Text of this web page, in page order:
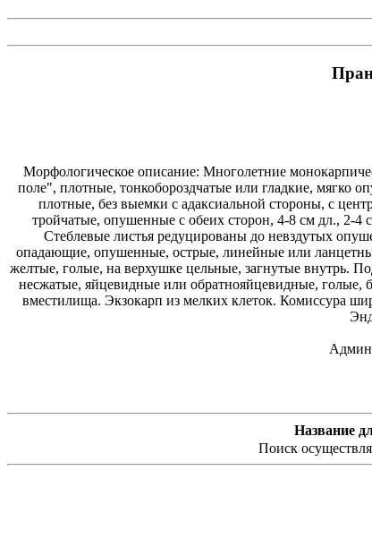
Морфологическое описание: Многолетние
поле", плотные, тонкобороздчатые или гладкие, мягко
плотные, без выемки с адаксиальной стороны, с
тройчатые, опушенные с обеих сторон, 4-8 см дл., 2-
Стеблевые листья редуцированы до невздутых
опадающие, опушенные, острые, линейные или
желтые, голые, на верхушке цельные, загнутые внутрь.
несжатые, яйцевидные или обратнояйцевидные, голые,
вместилища. Экзокарп из мелких клеток. Комиссура
Название
Поиск